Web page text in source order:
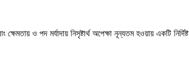
ও পদ মর্যাদায় নিসৃষ্টার্থ অপেক্ষা নূন্যতম হওয়ায় একটি নির্দিষ্ট